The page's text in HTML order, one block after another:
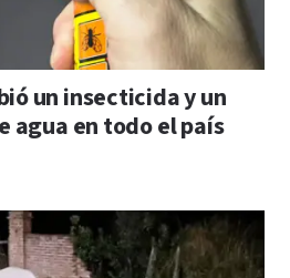
un insecticida y un
agua en todo el país